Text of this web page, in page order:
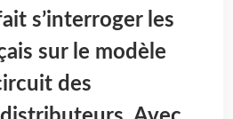
s’interroger les
sur le modèle
des